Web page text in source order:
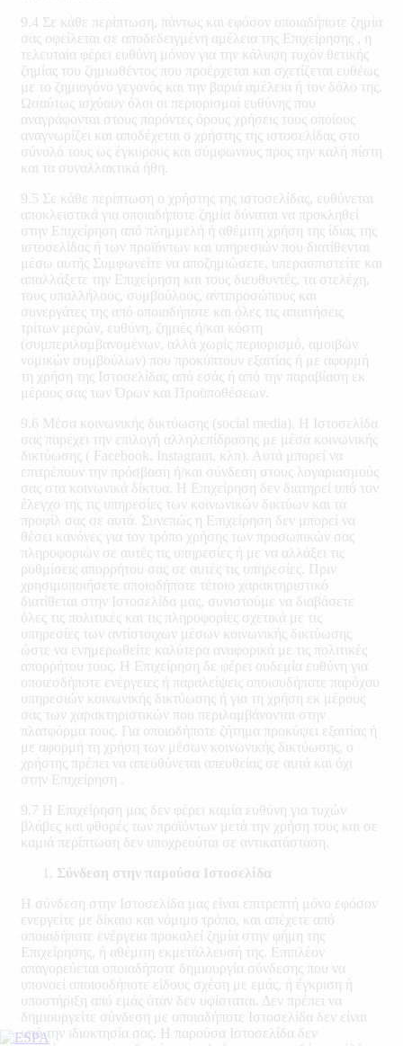
9.4 Σε κάθε περίπτωση, πάντως και εφόσον οποιαδήποτε ζημία
σας οφείλεται σε αποδεδειγμένη αμέλεια της Επιχείρησης , η
τελευταία φέρει ευθύνη μόνον για την κάλυψη τυχόν θετικής
ζημίας του ζημιωθέντος που προέρχεται και σχετίζεται ευθέως
με το ζημιογόνο γεγονός και την βαριά αμέλεια ή τον δόλο της.
Ωσαύτως ισχύουν όλοι οι περιορισμοί ευθύνης που
αναγράφονται στους παρόντες όρους χρήσεις τους οποίους
αναγνωρίζει και αποδέχεται ο χρήστης της ιστοσελίδας στο
σύνολό τους ως έγκυρους και σύμφωνους προς την καλή πίστη
και τα συναλλακτικά ήθη.
9.5 Σε κάθε περίπτωση ο χρήστης της ιστοσελίδας, ευθύνεται
αποκλειστικά για οποιαδήποτε ζημία δύναται να προκληθεί
στην Επιχείρηση από πλημμελή ή αθέμιτη χρήση της ίδιας της
ιστοσελίδας ή των προϊόντων και υπηρεσιών που διατίθενται
μέσω αυτής Συμφωνείτε να αποζημιώσετε, υπερασπιστείτε και
απαλλάξετε την Επιχείρηση και τους διευθυντές, τα στελέχη,
τους υπαλλήλους, συμβούλους, αντιπροσώπους και
συνεργάτες της από οποιαδήποτε και όλες τις απαιτήσεις
τρίτων μερών, ευθύνη, ζημιές ή/και κόστη
(συμπεριλαμβανομένων, αλλά χωρίς περιορισμό, αμοιβών
νομικών συμβούλων) που προκύπτουν εξαιτίας ή με αφορμή
τη χρήση της Ιστοσελίδας από εσάς ή από την παραβίαση εκ
μέρους σας των Όρων και Προϋποθέσεων.
9.6 Μέσα κοινωνικής δικτύωσης (social media). Η Ιστοσελίδα
σας παρέχει την επιλογή αλληλεπίδρασης με μέσα κοινωνικής
δικτύωσης ( Facebook, Instagram, κλπ). Αυτά μπορεί να
επιτρέπουν την πρόσβαση ή/και σύνδεση στους λογαριασμούς
σας στα κοινωνικά δίκτυα. Η Επιχείρηση δεν διατηρεί υπό τον
έλεγχο της τις υπηρεσίες των κοινωνικών δικτύων και τα
προφίλ σας σε αυτά. Συνεπώς η Επιχείρηση δεν μπορεί να
θέσει κανόνες για τον τρόπο χρήσης των προσωπικών σας
πληροφοριών σε αυτές τις υπηρεσίες ή με να αλλάξει τις
ρυθμίσεις απορρήτου σας σε αυτές τις υπηρεσίες. Πριν
χρησιμοποιήσετε οποιοδήποτε τέτοιο χαρακτηριστικό
διατίθεται στην Ιστοσελίδα μας, συνιστούμε να διαβάσετε
όλες τις πολιτικές και τις πληροφορίες σχετικά με τις
υπηρεσίες των αντίστοιχων μέσων κοινωνικής δικτύωσης
ώστε να ενημερωθείτε καλύτερα αναφορικά με τις πολιτικές
απορρήτου τους. Η Επιχείρηση δε φέρει ουδεμία ευθύνη για
οποιεσδήποτε ενέργειες ή παραλείψεις οποιουδήποτε παρόχου
υπηρεσιών κοινωνικής δικτύωσης ή για τη χρήση εκ μέρους
σας των χαρακτηριστικών που περιλαμβάνονται στην
πλατφόρμα τους. Για οποιοδήποτε ζήτημα προκύψει εξαιτίας ή
με αφορμή τη χρήση των μέσων κοινωνικής δικτύωσης, ο
χρήστης πρέπει να απευθύνεται απευθείας σε αυτά και όχι
στην Επιχείρηση .
9.7 Η Επιχείρηση μας δεν φέρει καμία ευθύνη για τυχών
βλάβες και φθορές των προϊόντων μετά την χρήση τους και σε
καμιά περίπτωση δεν υποχρεούται σε αντικατάσταση.
Σύνδεση στην παρούσα Ιστοσελίδα
Η σύνδεση στην Ιστοσελίδα μας είναι επιτρεπτή μόνο εφόσον
ενεργείτε με δίκαιο και νόμιμο τρόπο, και απέχετε από
οποιαδήποτε ενέργεια προκαλεί ζημία στην φήμη της
Επιχείρησης, ή αθέμιτη εκμετάλλευσή της. Επιπλέον
απαγορεύεται οποιαδήποτε δημιουργία σύνδεσης που να
υπονοεί οποιουδήποτε είδους σχέση με εμάς, ή έγκριση ή
υποστήριξη από εμάς όταν δεν υφίσταται. Δεν πρέπει να
δημιουργείτε σύνδεση με οποιαδήποτε Ιστοσελίδα δεν είναι
υπό την ιδιοκτησία σας. Η παρούσα Ιστοσελίδα δεν